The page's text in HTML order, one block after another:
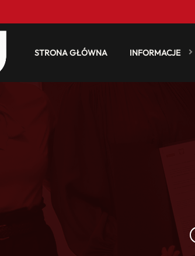
STRONA GŁÓWNA INFORMACJE